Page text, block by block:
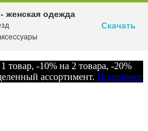
-10% на 2 товара, -20%
ассортимент. Подробнее
- женская одежда
Скачать